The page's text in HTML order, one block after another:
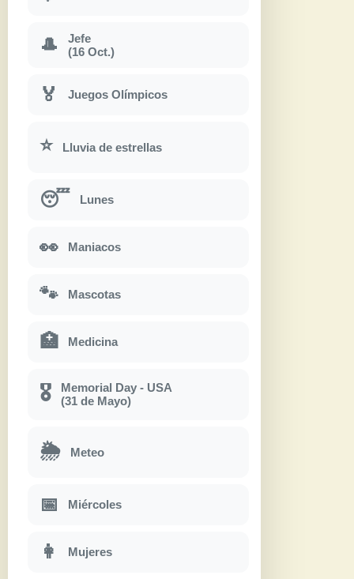
🎩
Jefe
(16 Oct.)
🏅 Juegos Olímpicos
⭐ Lluvia de estrellas
😴 Lunes
👀 Maniacos
🐾 Mascotas
🏥 Medicina
🎖
Memorial Day - USA
(31 de Mayo)
🌦 Meteo
📅 Miércoles
👩 Mujeres